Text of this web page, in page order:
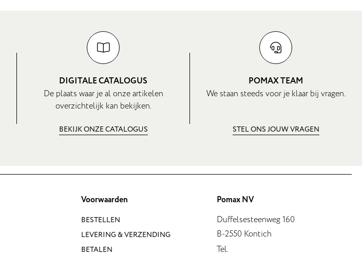
DIGITALE CATALOGUS
De plaats waar je al onze artikelen
overzichtelijk kan bekijken.
BEKIJK ONZE CATALOGUS
POMAX TEAM
We staan steeds voor je klaar bij vragen.
STEL ONS JOUW VRAGEN
Voorwaarden
BESTELLEN
LEVERING & VERZENDING
BETALEN
Pomax NV
Duffelsesteenweg 160
B-2550 Kontich
Tel.